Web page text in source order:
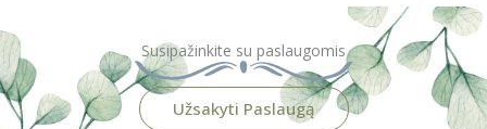
Susipažinkite su paslaugomis
Užsakyti Paslaugą